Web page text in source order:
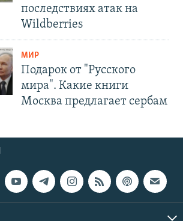
последствиях атак на
Wildberries
МИР
Подарок от "Русского
мира". Какие книги
Москва предлагает сербам